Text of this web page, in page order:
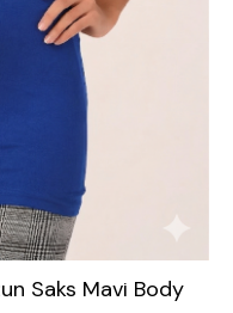
Saks Mavi Body